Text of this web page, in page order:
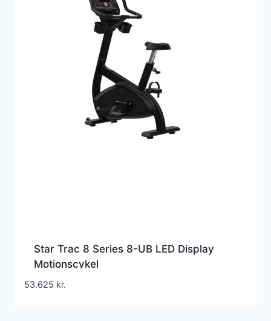
Star Trac 8 Series 8-UB LED Display
Motionscykel
53.625 kr.